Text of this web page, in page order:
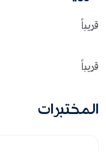
قريباً
قريباً
المختبرات